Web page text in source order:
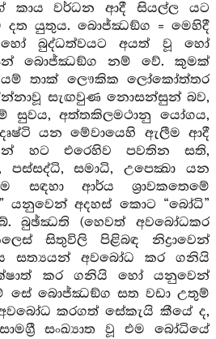
කාය වර්ධන ආදී සියල්ල යට
දත යුතුය. බොජ්ඣඞ්ග = මෙහිදී
හෝ බුද්ධත්වයට අයත් වූ හෝ
බොජ්ඣඞ්ග නම් වේ. කුමක්
තාක් ලෞකික ලෝකෝත්තර
සැඟවුණ නොසන්සුන් බව,
සුවය, අත්තකිලමථානු යෝගය,
යන මේවායෙහි ඇලීම ආදී
හට එරෙහිව පවතින සති,
සමාධි, උපෙක්‍ඛා යන
සඳහා ආර්ය ශ්‍රාවකතෙමේ
යනුවෙන් අදහස් කොට “බෝධි”
බුඡ්ඣති (හෙවත් අවබෝධකර
සිතුවිලි පිළිබඳ නිද්‍රාවෙන්
සත්‍යයන් අවබෝධ කර ගනියි
කර ගනියි හෝ යනුවෙන්
සේ බොජ්ඣඞ්ග සත වඩා උතුම්
කරගත් සේකැයි කීයේ ද,
සංඛ්‍යාත වූ එම බෝධියේ